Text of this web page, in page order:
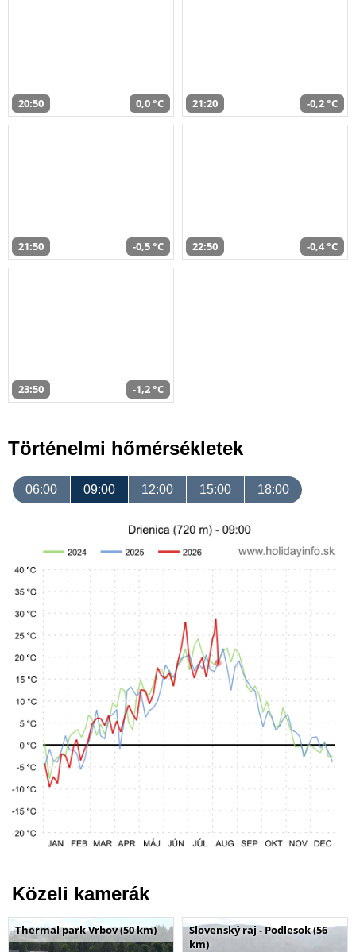
20:50 0,0 °C 21:20 -0,2 °C
21:50 -0,5 °C 22:50 -0,4 °C
23:50 -1,2 °C
Történelmi hőmérsékletek
06:00 09:00 12:00 15:00 18:00
Közeli kamerák
Thermal park Vrbov (50 km)
Slovenský raj - Podlesok (56
km)